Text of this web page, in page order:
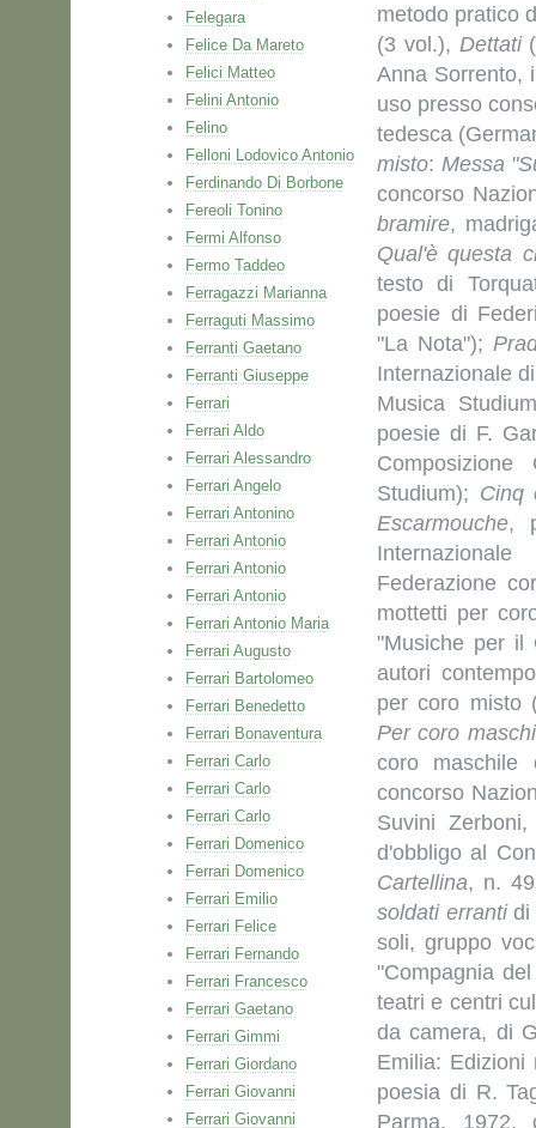
Felegara
Felice Da Mareto
Felici Matteo
Felini Antonio
Felino
Felloni Lodovico Antonio
Ferdinando Di Borbone
Fereoli Tonino
Fermi Alfonso
Fermo Taddeo
Ferragazzi Marianna
Ferraguti Massimo
Ferranti Gaetano
Ferranti Giuseppe
Ferrari
Ferrari Aldo
Ferrari Alessandro
Ferrari Angelo
Ferrari Antonino
Ferrari Antonio
Ferrari Antonio
Ferrari Antonio
Ferrari Antonio Maria
Ferrari Augusto
Ferrari Bartolomeo
Ferrari Benedetto
Ferrari Bonaventura
Ferrari Carlo
Ferrari Carlo
Ferrari Carlo
Ferrari Domenico
Ferrari Domenico
Ferrari Emilio
Ferrari Felice
Ferrari Fernando
Ferrari Francesco
Ferrari Gaetano
Ferrari Gimmi
Ferrari Giordano
Ferrari Giovanni
Ferrari Giovanni
metodo pratico
(3 vol.), Dettati
Anna Sorrento,
uso presso
tedesca
misto: Messa
concorso
bramire,
Qual'è questa
testo di
poesie di
"La Nota");
Internazionale
Musica
poesie di F.
Studium); Cinq
Escarmouche,
Federazione
mottetti per
"Musiche per il
autori
per coro misto
Per coro
coro
concorso
Suvini
d'obbligo al
Cartellina, n.
soldati errantidi
soli, gruppo
"Compagnia
teatri e centri
da camera, di
Emilia:
poesia di R.
Parma, 1972,